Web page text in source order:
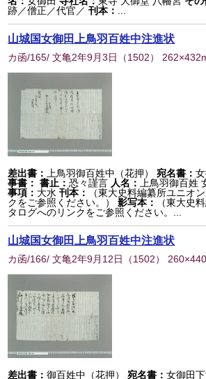
跡／僧正／代官／刊本：
山城国女御田上鳥羽百姓中注進状
カ函/165/ 文亀2年9月3日 （1502）
差出書： 上鳥羽御百姓中（花押） 宛名書：
事書： 書止：恐々謹言 人名： 上鳥羽御百姓
事項： 大水 刊本：
（東大史料編纂所ユニオ
クをご参照ください。）
影写本：
（東大史
タログへのリンクをご参照ください。...
山城国女御田上鳥羽百姓中注進状
カ函/166/ 文亀2年9月12日 （1502）
差出書：御百姓中（花押） 宛名書：女御田